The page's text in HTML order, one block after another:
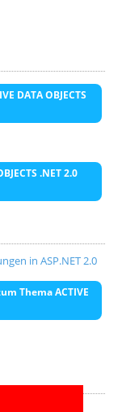
DATA OBJECTS
.NET 2.0
in ASP.NET 2.0
Thema ACTIVE